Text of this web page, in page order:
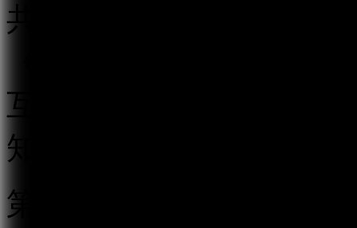
共利益，保护公民、法
互联网信息办公室负责
知》，制定本规定。
第二条 在中华人民共和